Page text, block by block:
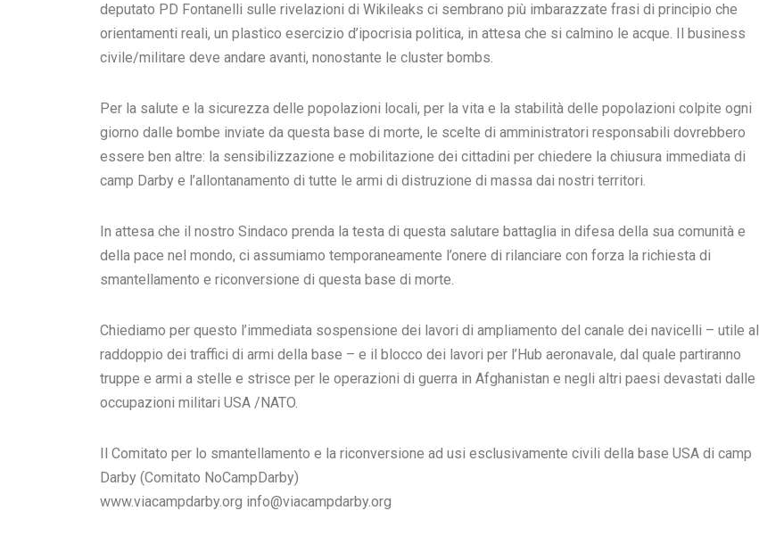
deputato PD Fontanelli sulle rivelazioni di Wikileaks ci sembrano più imbarazzate frasi di principio che
orientamenti reali, un plastico esercizio d’ipocrisia politica, in attesa che si calmino le acque. Il business
civile/militare deve andare avanti, nonostante le cluster bombs.
Per la salute e la sicurezza delle popolazioni locali, per la vita e la stabilità delle popolazioni colpite ogni
giorno dalle bombe inviate da questa base di morte, le scelte di amministratori responsabili dovrebbero
essere ben altre: la sensibilizzazione e mobilitazione dei cittadini per chiedere la chiusura immediata di
camp Darby e l’allontanamento di tutte le armi di distruzione di massa dai nostri territori.
In attesa che il nostro Sindaco prenda la testa di questa salutare battaglia in difesa della sua comunità e
della pace nel mondo, ci assumiamo temporaneamente l’onere di rilanciare con forza la richiesta di
smantellamento e riconversione di questa base di morte.
Chiediamo per questo l’immediata sospensione dei lavori di ampliamento del canale dei navicelli – utile al
raddoppio dei traffici di armi della base – e il blocco dei lavori per l’Hub aeronavale, dal quale partiranno
truppe e armi a stelle e strisce per le operazioni di guerra in Afghanistan e negli altri paesi devastati dalle
occupazioni militari USA /NATO.
Il Comitato per lo smantellamento e la riconversione ad usi esclusivamente civili della base USA di camp
Darby (Comitato NoCampDarby)
www.viacampdarby.org info@viacampdarby.org